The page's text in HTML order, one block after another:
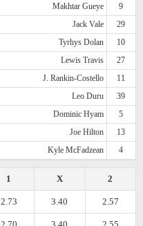
Makhtar Gueye
9
Jack Vale
29
Tyrhys Dolan
10
Lewis Travis
27
J. Rankin-Costello
11
Leo Duru
39
Dominic Hyam
5
Joe Hilton
13
Kyle McFadzean
4
2
X
1
2.57
3.40
2.73